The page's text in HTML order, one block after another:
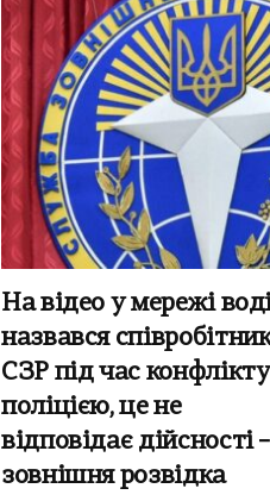
На відео у мережі
назвався
СЗР під час
поліцією, це не
відповідає дійсності –
зовнішня розвідка